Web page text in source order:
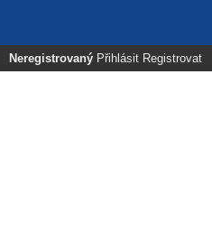
Neregistrovaný Přihlásit Registrovat